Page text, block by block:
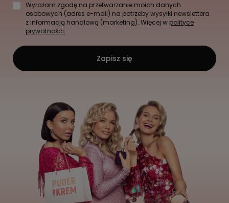
Wyrażam zgodę na przetwarzanie moich danych
osobowych (adres e-mail) na potrzeby wysyłki newslettera
z informacją handlową (marketing). Więcej w polityce
prywatności.
Zapisz się